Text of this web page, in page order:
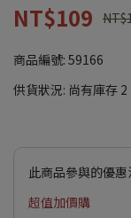
NT$109
商品編號: 59166
供貨狀況: 尚有庫存 2
此商品參與的優
超值加價購